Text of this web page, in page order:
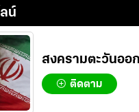
น์
สงครามตะวันออ
ติดตาม